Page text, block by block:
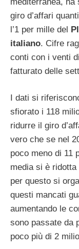
giro d’affari
l’1 per mille del
italiano. Cifre
conti con i venti
fatturato delle
I dati si
sfiorato i 118
ridurre il giro
vero che se nel
poco meno di 11
media si è
per questo si
questi mancati
aumentando le
sono passate da
poco più di 2